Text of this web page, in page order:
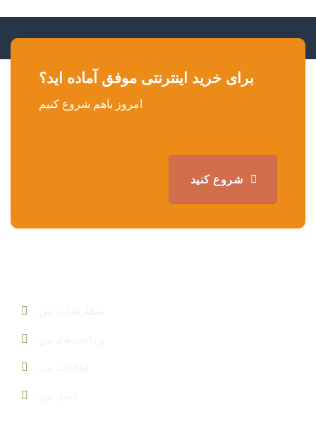
برای خرید اینترنتی موفق آماده اید؟
امروز باهم شروع کنیم
شروع کنید